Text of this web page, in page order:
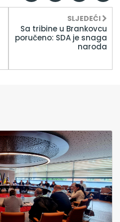
SLJEDEĆI
Sa tribine u Brankovcu
poručeno: SDA je snaga
naroda